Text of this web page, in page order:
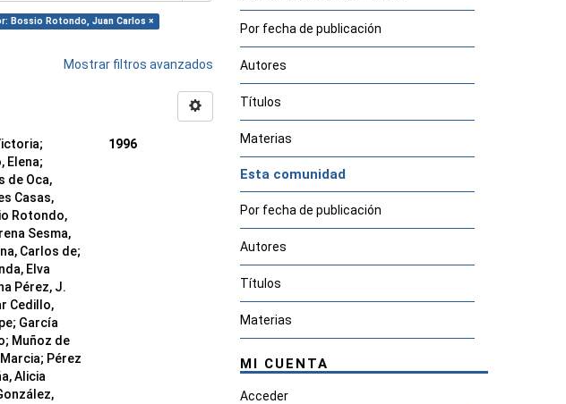
Bossio Rotondo, Juan Carlos ×
Mostrar filtros avanzados
Elena;
de Oca,
Casas,
Rotondo,
Sesma,
Carlos de;
Elva
Pérez, J.
Cedillo,
García
Muñoz de
Pérez
Alicia
1996
Por fecha de publicación
Autores
Títulos
Materias
Esta comunidad
Por fecha de publicación
Autores
Títulos
Materias
MI CUENTA
Acceder